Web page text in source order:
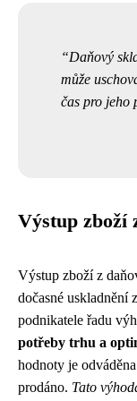
Daňový
může
čas pro jeho
Výstup zboží
Výstup zboží z
dočasné uskladnění
podnikatele řadu
potřeby trhu a
hodnoty je
prodáno. Tato